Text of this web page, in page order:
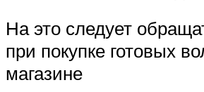
На это следует
при покупке готовых
магазине